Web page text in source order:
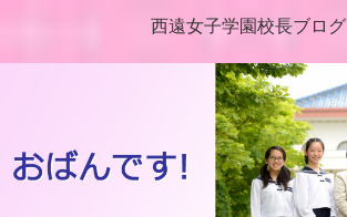
西遠女子学園校長ブログ